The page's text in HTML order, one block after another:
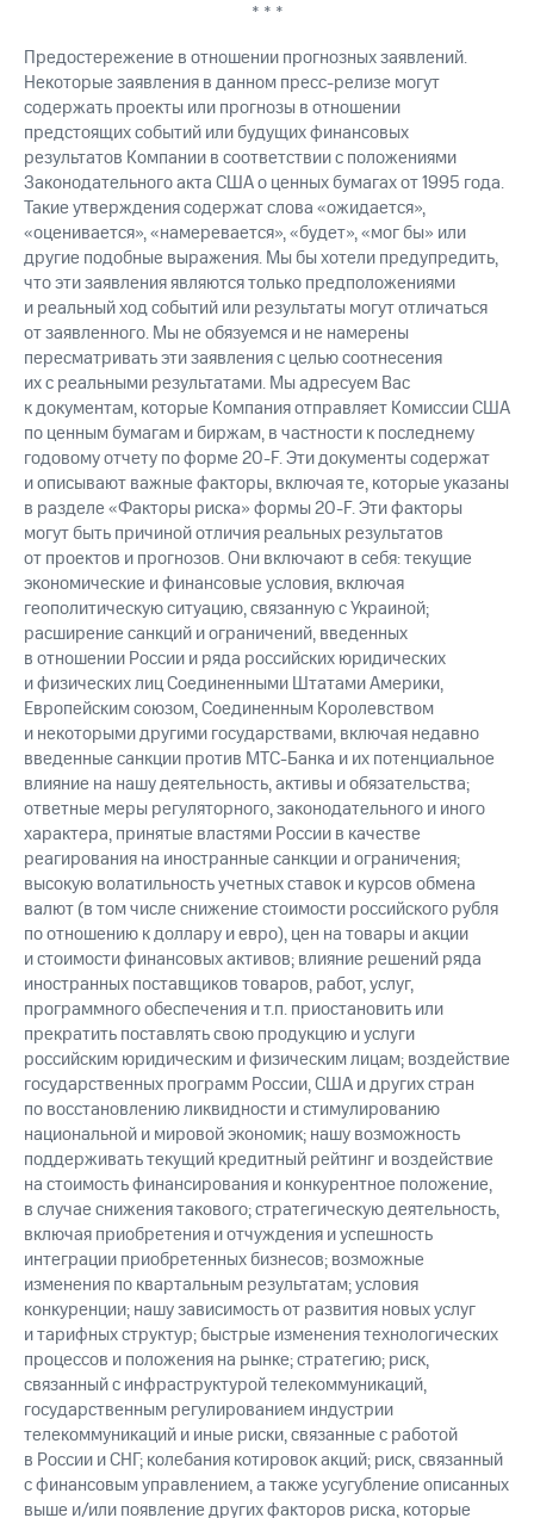
* * *
Предостережение в отношении прогнозных заявлений.
Некоторые заявления в данном пресс-релизе могут
содержать проекты или прогнозы в отношении
предстоящих событий или будущих финансовых
результатов Компании в соответствии с положениями
Законодательного акта США о ценных бумагах от 1995 года.
Такие утверждения содержат слова «ожидается»,
«оценивается», «намеревается», «будет», «мог бы» или
другие подобные выражения. Мы бы хотели предупредить,
что эти заявления являются только предположениями
и реальный ход событий или результаты могут отличаться
от заявленного. Мы не обязуемся и не намерены
пересматривать эти заявления с целью соотнесения
их с реальными результатами. Мы адресуем Вас
к документам, которые Компания отправляет Комиссии США
по ценным бумагам и биржам, в частности к последнему
годовому отчету по форме 20-F. Эти документы содержат
и описывают важные факторы, включая те, которые указаны
в разделе «Факторы риска» формы 20-F. Эти факторы
могут быть причиной отличия реальных результатов
от проектов и прогнозов. Они включают в себя: текущие
экономические и финансовые условия, включая
геополитическую ситуацию, связанную с Украиной;
расширение санкций и ограничений, введенных
в отношении России и ряда российских юридических
и физических лиц Соединенными Штатами Америки,
Европейским союзом, Соединенным Королевством
и некоторыми другими государствами, включая недавно
введенные санкции против МТС-Банка и их потенциальное
влияние на нашу деятельность, активы и обязательства;
ответные меры регуляторного, законодательного и иного
характера, принятые властями России в качестве
реагирования на иностранные санкции и ограничения;
высокую волатильность учетных ставок и курсов обмена
валют (в том числе снижение стоимости российского рубля
по отношению к доллару и евро), цен на товары и акции
и стоимости финансовых активов; влияние решений ряда
иностранных поставщиков товаров, работ, услуг,
программного обеспечения и т.п. приостановить или
прекратить поставлять свою продукцию и услуги
российским юридическим и физическим лицам; воздействие
государственных программ России, США и других стран
по восстановлению ликвидности и стимулированию
национальной и мировой экономик; нашу возможность
поддерживать текущий кредитный рейтинг и воздействие
на стоимость финансирования и конкурентное положение,
в случае снижения такового; стратегическую деятельность,
включая приобретения и отчуждения и успешность
интеграции приобретенных бизнесов; возможные
изменения по квартальным результатам; условия
конкуренции; нашу зависимость от развития новых услуг
и тарифных структур; быстрые изменения технологических
процессов и положения на рынке; стратегию; риск,
связанный с инфраструктурой телекоммуникаций,
государственным регулированием индустрии
телекоммуникаций и иные риски, связанные с работой
в России и СНГ; колебания котировок акций; риск, связанный
с финансовым управлением, а также усугубление описанных
выше и/или появление других факторов риска, которые